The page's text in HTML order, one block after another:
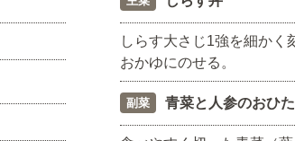
しらす大さじ1強を細かく
おかゆにのせる。
副菜 青菜と人参のおひ